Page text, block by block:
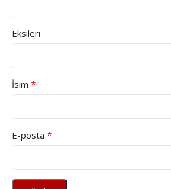
Eksileri
İsim *
E-posta *